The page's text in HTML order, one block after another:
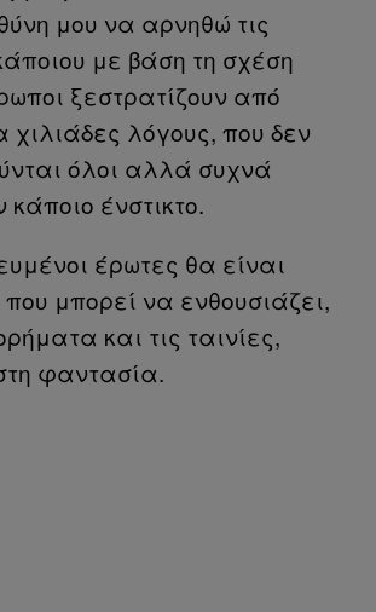
μου να αρνηθώ τις
με βάση τη σχέση
ξεστρατίζουν από
χιλιάδες λόγους, που δεν
όλοι αλλά συχνά
ένστικτο.
έρωτες θα είναι
μπορεί να ενθουσιάζει,
και τις ταινίες,
φαντασία.